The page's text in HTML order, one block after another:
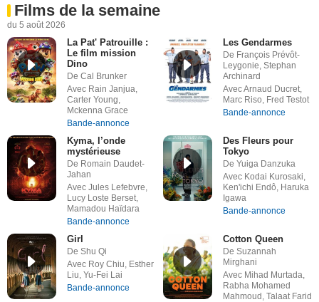
Films de la semaine
du 5 août 2026
La Pat' Patrouille :
Le film mission
Dino
De Cal Brunker
Avec Rain Janjua,
Carter Young,
Mckenna Grace
Bande-annonce
Les Gendarmes
De François Prévôt-
Leygonie, Stephan
Archinard
Avec Arnaud Ducret,
Marc Riso, Fred Testot
Bande-annonce
Kyma, l’onde
mystérieuse
De Romain Daudet-
Jahan
Avec Jules Lefebvre,
Lucy Loste Berset,
Mamadou Haïdara
Bande-annonce
Des Fleurs pour
Tokyo
De Yuiga Danzuka
Avec Kodai Kurosaki,
Ken'ichi Endô, Haruka
Igawa
Bande-annonce
Girl
De Shu Qi
Avec Roy Chiu, Esther
Liu, Yu-Fei Lai
Bande-annonce
Cotton Queen
De Suzannah
Mirghani
Avec Mihad Murtada,
Rabha Mohamed
Mahmoud, Talaat Farid